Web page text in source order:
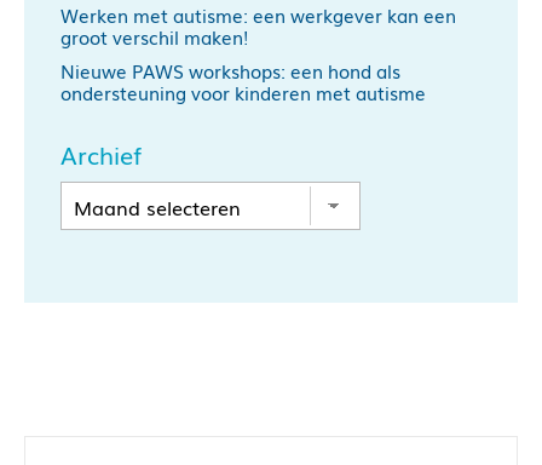
Werken met autisme: een werkgever kan een
groot verschil maken!
Nieuwe PAWS workshops: een hond als
ondersteuning voor kinderen met autisme
Archief